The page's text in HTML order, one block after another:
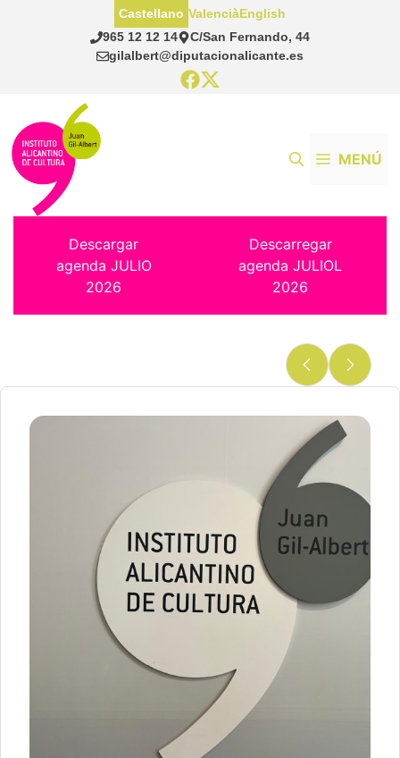
965 12 12 14
C/San Fernando, 44
gilalbert@diputacionalicante.es
Castellano ValenciàEnglish
MENÚ
Descargar
agenda JULIO
2026
Descarregar
agenda JULIOL
2026